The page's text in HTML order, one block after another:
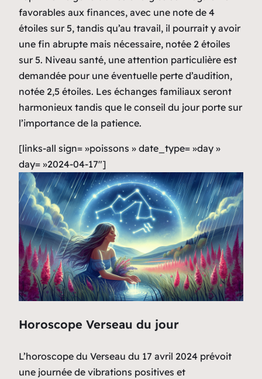
favorables aux finances, avec une note de 4
étoiles sur 5, tandis qu’au travail, il pourrait y avoir
une fin abrupte mais nécessaire, notée 2 étoiles
sur 5. Niveau santé, une attention particulière est
demandée pour une éventuelle perte d’audition,
notée 2,5 étoiles. Les échanges familiaux seront
harmonieux tandis que le conseil du jour porte sur
l’importance de la patience.
[links-all sign= »poissons » date_type= »day »
day= »2024-04-17″]
Horoscope Verseau du jour
L’horoscope du Verseau du 17 avril 2024 prévoit
une journée de vibrations positives et